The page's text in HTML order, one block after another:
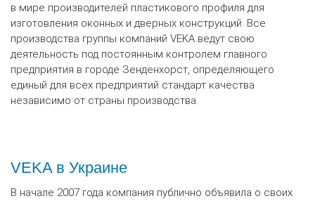
в мире производителей пластикового профиля для
изготовления оконных и дверных конструкций. Все
производства группы компаний VEKA ведут свою
деятельность под постоянным контролем главного
предприятия в городе Зенденхорст, определяющего
единый для всех предприятий стандарт качества
независимо от страны производства.
VEKA в Украине
В начале 2007 года компания публично объявила о своих